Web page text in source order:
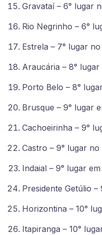
Gravataí – 6° lugar
Rio Negrinho – 6°
Estrela – 7° lugar
Araucária – 8° lugar
Porto Belo – 8°
Brusque – 9° lugar
Cachoeirinha – 9°
Castro – 9° lugar no
Indaial – 9° lugar
Presidente Getúlio –
Horizontina – 10°
Itapiranga – 10°